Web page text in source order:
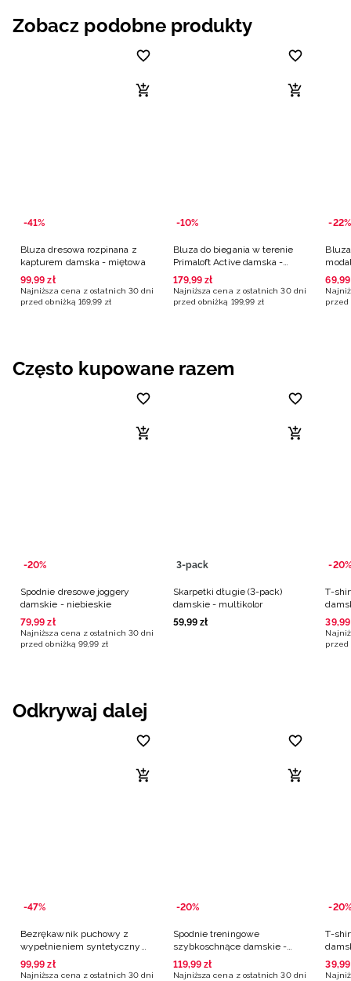
Zobacz podobne produkty
-41%
Bluza dresowa rozpinana z
kapturem damska - miętowa
99,99 zł
Najniższa cena z ostatnich 30 dni
przed obniżką 169,99 zł
-10%
Bluza do biegania w terenie
Primaloft Active damska -
turkusowa
179,99 zł
Najniższa cena z ostatnich 30 dni
przed obniżką 199,99 zł
-22%
69,99
przed
Często kupowane razem
-20%
Spodnie dresowe joggery
damskie - niebieskie
79,99 zł
Najniższa cena z ostatnich 30 dni
przed obniżką 99,99 zł
3-pack
Skarpetki długie (3-pack)
damskie - multikolor
59,99 zł
-20%
T-
39,99
przed
Odkrywaj dalej
-47%
Bezrękawnik puchowy z
wypełnieniem syntetycznym
damski - turkusowy
99,99 zł
Najniższa cena z ostatnich 30 dni
-20%
Spodnie treningowe
szybkoschnące damskie -
turkusowe
119,99 zł
Najniższa cena z ostatnich 30 dni
-20%
T-
39,99